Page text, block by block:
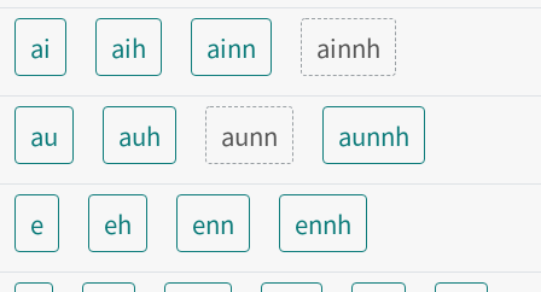
ai aih ainn ainnh
au auh aunn aunnh
e eh enn ennh